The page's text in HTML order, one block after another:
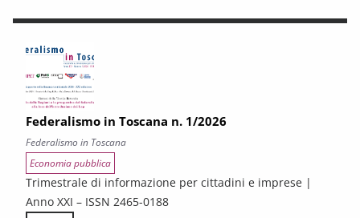
Federalismo in Toscana n. 1/2026
Federalismo in Toscana
Economia pubblica
Trimestrale di informazione per cittadini e imprese |
Anno XXI – ISSN 2465-0188